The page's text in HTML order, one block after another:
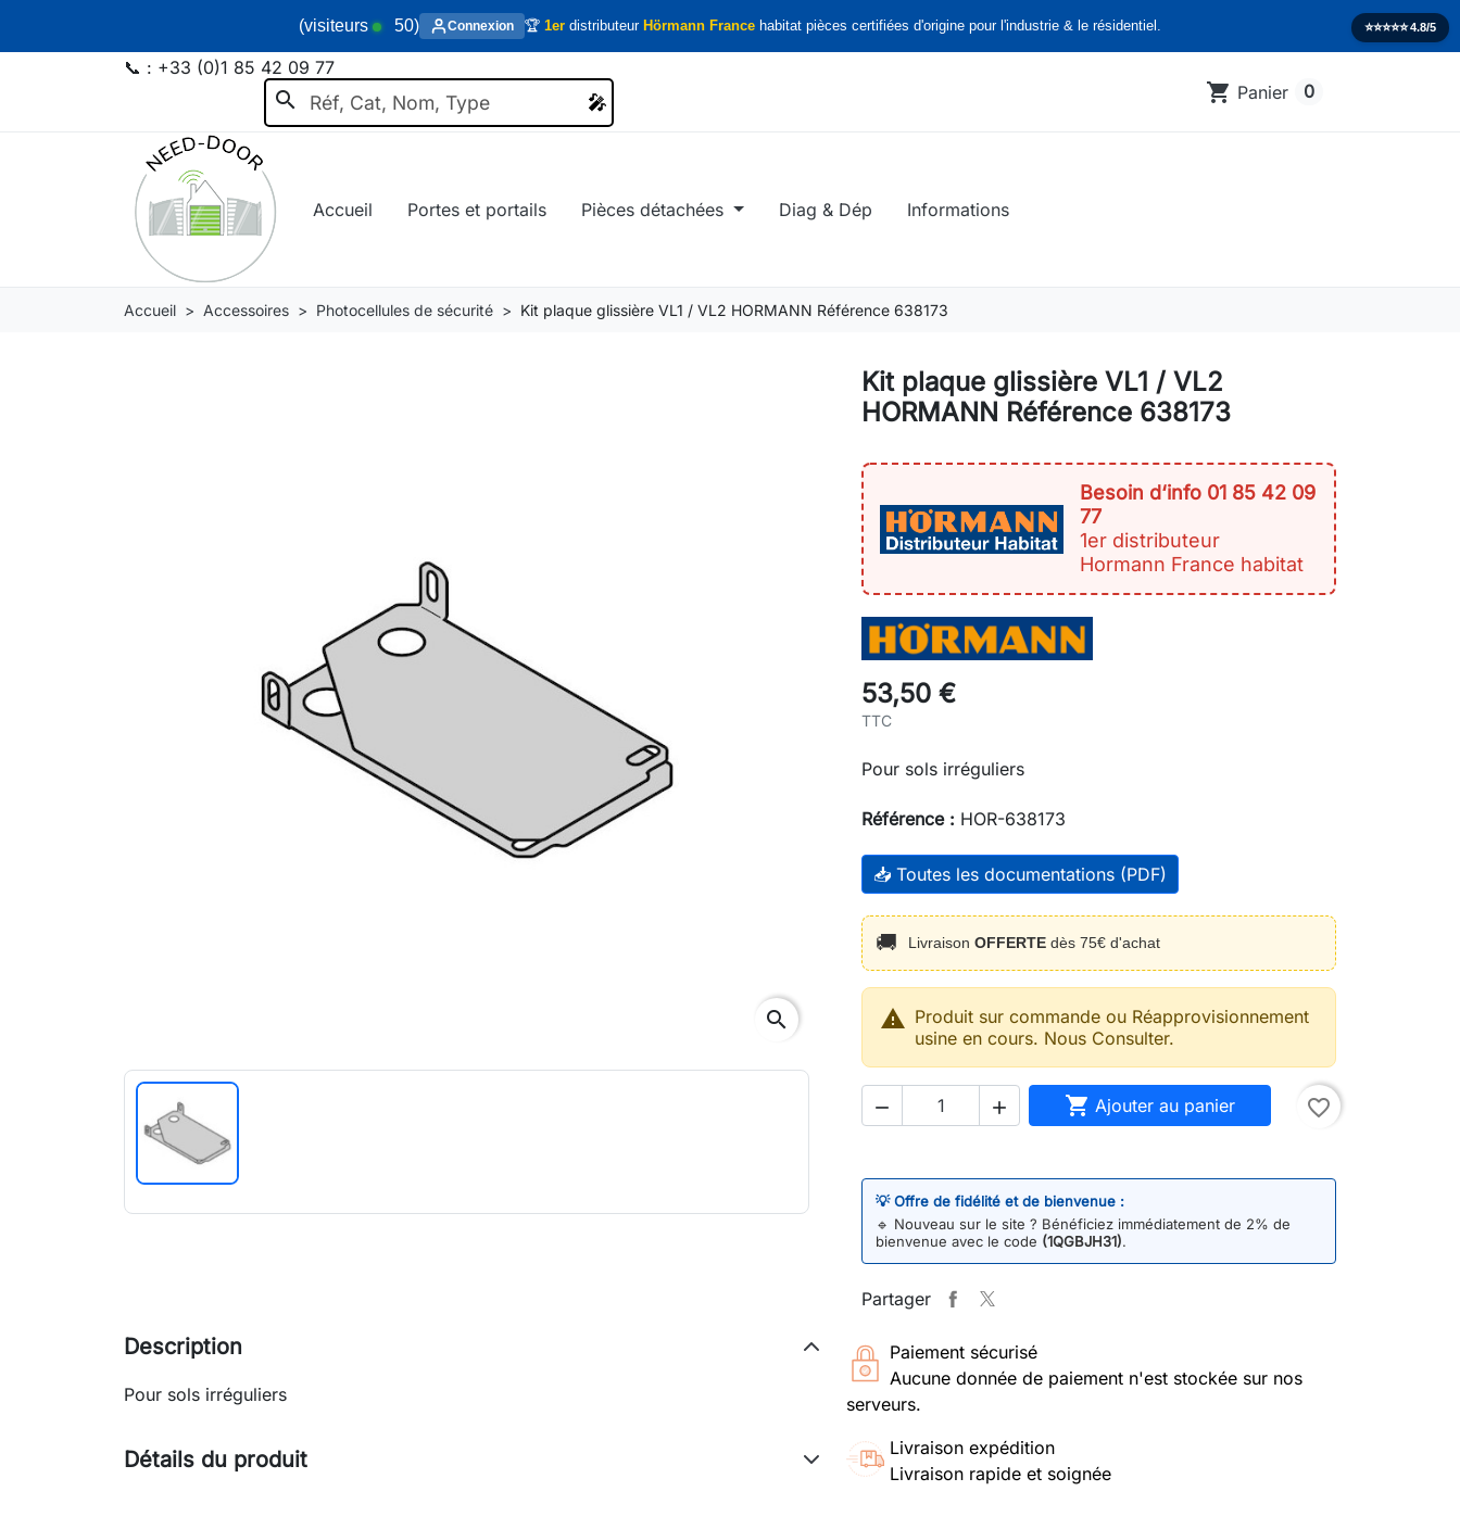
(visiteurs 50) Connexion 🏆 1er distributeur Hörmann France habitat pièces certifiées d'origine pour l'industrie & le résidentiel. ⭐️⭐️⭐️⭐️⭐️4.8/5
search 🎤
🎤
📞 : +33 (0)1 85 42 09 77
shopping_cart Panier 0
Accueil Portes et portails Pièces détachées Diag & Dép Informations
Accueil Accessoires Photocellules de sécurité Kit plaque glissière VL1 / VL2 HORMANN Référence 638173
search
Kit plaque glissière VL1 / VL2
HORMANN Référence 638173
Besoin d‘info 01 85 42 09
77
1er distributeur
Hormann France habitat
53,50 €
TTC
Pour sols irréguliers
Référence : HOR-638173
📥 Toutes les documentations (PDF)
🚚 Livraison OFFERTE dès 75€ d'achat
 Produit sur commande ou Réapprovisionnement
usine en cours. Nous Consulter.
   Ajouter au panier favorite_border
💡 Offre de fidélité et de bienvenue :
🔹 Nouveau sur le site ? Bénéficiez immédiatement de 2% de
bienvenue avec le code (1QGBJH31).
Partager
Paiement sécurisé
Aucune donnée de paiement n'est stockée sur nos
serveurs.
Livraison expédition
Livraison rapide et soignée
Description
Pour sols irréguliers
Détails du produit